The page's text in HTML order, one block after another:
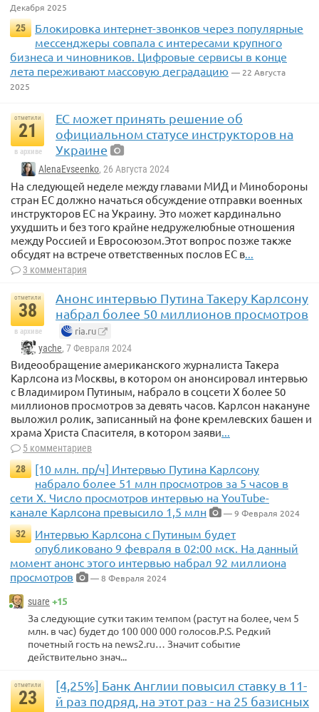
Декабря 2025
25
Блокировка интернет-звонков через популярные
мессенджеры совпала с интересами крупного
бизнеса и чиновников. Цифровые сервисы в конце
лета переживают массовую деградацию — 22 Августа
2025
отметили
21
в архиве
ЕС может принять решение об
официальном статусе инструкторов на
Украине
AlenaEvseenko, 26 Августа 2024
На следующей неделе между главами МИД и Минобороны
стран ЕС должно начаться обсуждение отправки военных
инструкторов ЕС на Украину. Это может кардинально
ухудшить и без того крайне недружелюбные отношения
между Россией и Евросоюзом.Этот вопрос позже также
обсудят на встрече ответственных послов ЕС в
3 комментария
отметили
38
в архиве
Анонс интервью Путина Такеру Карлсону
набрал более 50 миллионов просмотров
ria.ru
yache, 7 Февраля 2024
Видеообращение американского журналиста Такера
Карлсона из Москвы, в котором он анонсировал интервью
с Владимиром Путиным, набрало в соцсети X более 50
миллионов просмотров за девять часов. Карлсон накануне
выложил ролик, записанный на фоне кремлевских башен и
храма Христа Спасителя, в котором заяви...
5 комментариев
28
[10 млн. пр/ч] Интервью Путина Карлсону
набрало более 51 млн просмотров за 5 часов в
сети X. Число просмотров интервью на YouTube-
канале Карлсона превысило 1,5 млн
— 9 Февраля 2024
32
Интервью Карлсона с Путиным будет
опубликовано 9 февраля в 02:00 мск. На данный
момент анонс этого интервью набрал 92 миллиона
просмотров
— 8 Февраля 2024
suare +15
За следующие сутки таким темпом (растут на более, чем 5
млн. в час) будет до 100 000 000 голосов.P.S. Редкий
почетный гость на news2.ru… Значит событие
действительно знач...
отметили
23
[4,25%] Банк Англии повысил ставку в 11-
й раз подряд, на этот раз - на 25 базисных